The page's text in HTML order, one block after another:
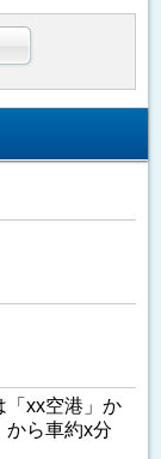
「xx空港」か
から車約x分